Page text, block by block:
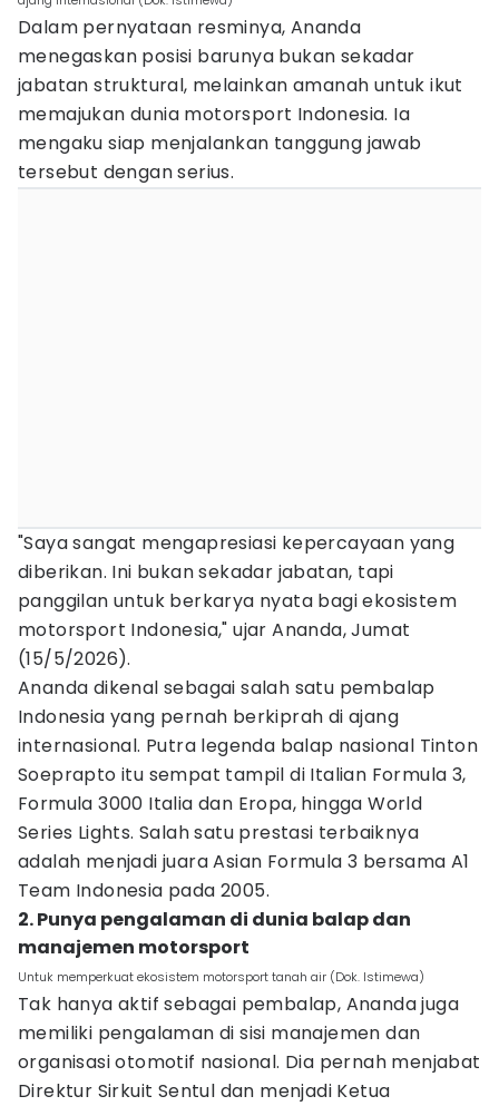
Dalam pernyataan resminya, Ananda
menegaskan posisi barunya bukan sekadar
jabatan struktural, melainkan amanah untuk ikut
memajukan dunia motorsport Indonesia. Ia
mengaku siap menjalankan tanggung jawab
tersebut dengan serius.
"Saya sangat mengapresiasi kepercayaan yang
diberikan. Ini bukan sekadar jabatan, tapi
panggilan untuk berkarya nyata bagi ekosistem
motorsport Indonesia," ujar Ananda, Jumat
(15/5/2026).
Ananda dikenal sebagai salah satu pembalap
Indonesia yang pernah berkiprah di ajang
internasional. Putra legenda balap nasional Tinton
Soeprapto itu sempat tampil di Italian Formula 3,
Formula 3000 Italia dan Eropa, hingga World
Series Lights. Salah satu prestasi terbaiknya
adalah menjadi juara Asian Formula 3 bersama A1
Team Indonesia pada 2005.
2. Punya pengalaman di dunia balap dan
manajemen motorsport
Untuk memperkuat ekosistem motorsport tanah air (Dok. Istimewa)
Tak hanya aktif sebagai pembalap, Ananda juga
memiliki pengalaman di sisi manajemen dan
organisasi otomotif nasional. Dia pernah menjabat
Direktur Sirkuit Sentul dan menjadi Ketua